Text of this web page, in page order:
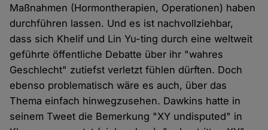
Maßnahmen (Hormontherapien, Operationen) haben
durchführen lassen. Und es ist nachvollziehbar,
dass sich Khelif und Lin Yu-ting durch eine weltweit
geführte öffentliche Debatte über ihr "wahres
Geschlecht" zutiefst verletzt fühlen dürften. Doch
ebenso problematisch wäre es auch, über das
Thema einfach hinwegzusehen. Dawkins hatte in
seinem Tweet die Bemerkung "XY undisputed" in